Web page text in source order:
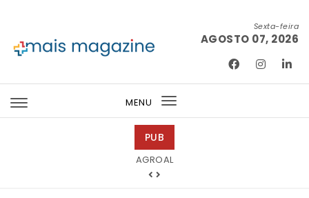
Sexta-feira
AGOSTO 07, 2026
MENU
Toggle
PUB
Idanha-a-Nova